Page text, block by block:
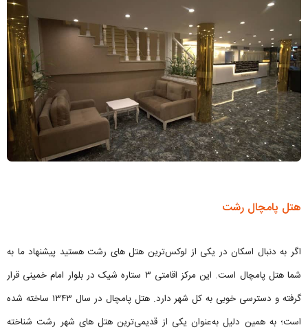
هتل پامچال رشت
اگر به دنبال اسکان در یکی از لوکس‌ترین هتل های رشت هستید پیشنهاد ما به
شما هتل پامچال است. این مرکز اقامتی ۳ ستاره شیک در بلوار امام خمینی قرار
گرفته و دسترسی خوبی به کل شهر دارد. هتل پامچال در سال ۱۳۴۳ ساخته شده
است؛ به همین دلیل به‌عنوان یکی از قدیمی‌ترین هتل های شهر رشت شناخته